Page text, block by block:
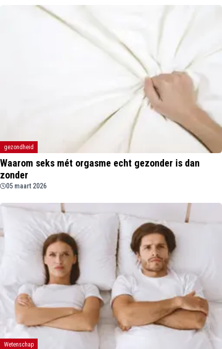
gezondheid
Waarom seks mét orgasme echt gezonder is dan
zonder
05 maart 2026
Wetenschap